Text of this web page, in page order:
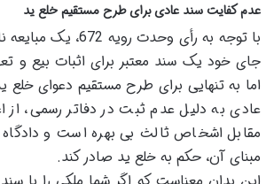
عدم کفایت سند عادی برای طرح مستقیم خلع ید
با توجه به رأی وحدت
جای خود یک سند معتبر برای اثبات بیع و
اما به تنهایی برای طرح مستقیم دعوای
عادی به دلیل عدم ثبت در دفاتر رسمی، از
مقابل اشخاص ثالث بی بهره است و دادگاه
مبنای آن، حکم به خلع ید صادر کند.